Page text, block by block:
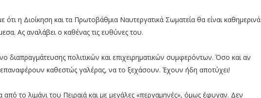
η Διοίκηση και τα Πρωτοβάθμια Ναυτεργατικά Σωματεία θα είναι καθημερινά
Ας αναλάβει ο καθένας τις ευθύνες του.
διαπραγμάτευσης πολιτικών και επιχειρηματικών συμφερόντων. Όσο και αν
καθεστώς γαλέρας, να το ξεχάσουν. Έχουν ήδη αποτύχει!
το λιμάνι του Πειραιά και με μεγάλες «περγαμηνές», όμως έφυγαν. Δεν